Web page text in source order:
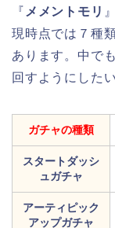
『 メメントモリ
現時点では７種
あります。中で
回すようにした
ガチャの種類
スタートダッシ
ュガチャ
アーティピック
アップガチャ